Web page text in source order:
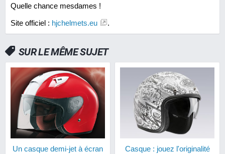
Quelle chance mesdames !
Site officiel : hjchelmets.eu .
SUR LE MÊME SUJET
Un casque demi-jet à écran
Casque : jouez l'originalité